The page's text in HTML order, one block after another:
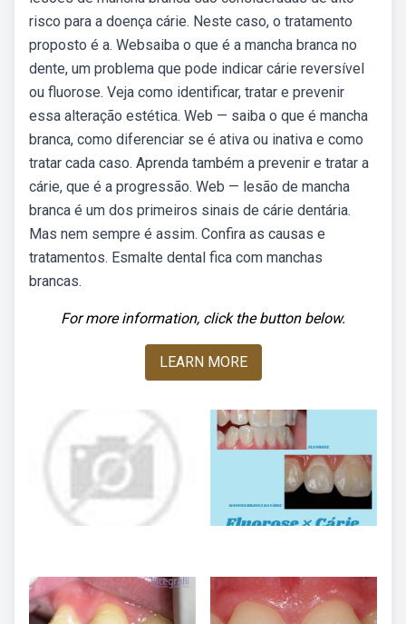
risco para a doença cárie. Neste caso, o tratamento
proposto é a. Websaiba o que é a mancha branca no
dente, um problema que pode indicar cárie reversível
ou fluorose. Veja como identificar, tratar e prevenir
essa alteração estética. Web — saiba o que é mancha
branca, como diferenciar se é ativa ou inativa e como
tratar cada caso. Aprenda também a prevenir e tratar a
cárie, que é a progressão. Web — lesão de mancha
branca é um dos primeiros sinais de cárie dentária.
Mas nem sempre é assim. Confira as causas e
tratamentos. Esmalte dental fica com manchas
brancas.
For more information, click the button below.
LEARN MORE